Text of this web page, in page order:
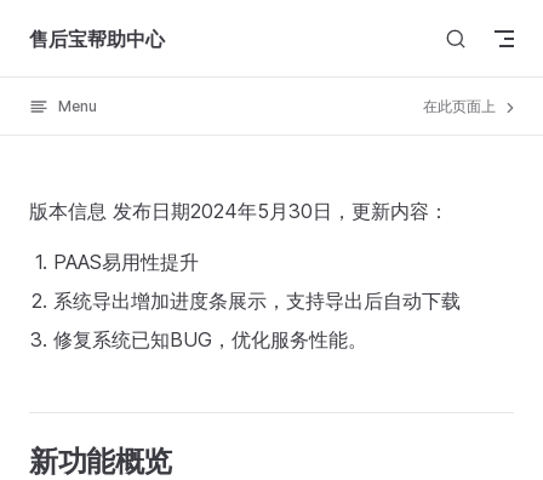
Skip to content
售后宝帮助中心
Menu 在此页面上
版本信息 发布日期2024年5月30日，更新内容：
PAAS易用性提升
系统导出增加进度条展示，支持导出后自动下载
修复系统已知BUG，优化服务性能。
新功能概览